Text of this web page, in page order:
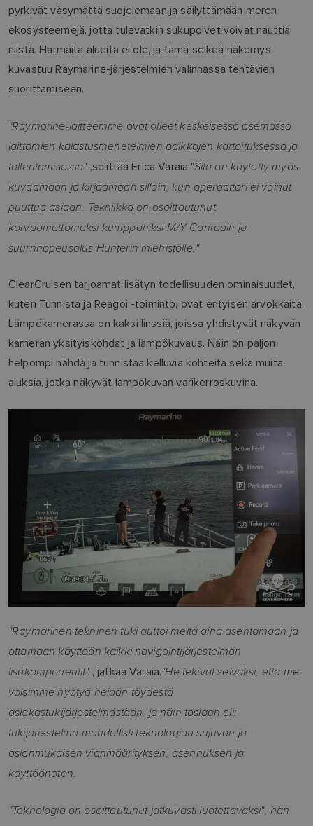
pyrkivät väsymättä suojelemaan ja säilyttämään meren
ekosysteemejä, jotta tulevatkin sukupolvet voivat nauttia
niistä. Harmaita alueita ei ole, ja tämä selkeä näkemys
kuvastuu Raymarine-järjestelmien valinnassa tehtävien
suorittamiseen.
"Raymarine-laitteemme ovat olleet keskeisessä asemassa
laittomien kalastusmenetelmien paikkojen kartoituksessa ja
tallentamisessa",selittää Erica Varaia."Sitä on käytetty myös
kuvaamaan ja kirjaamaan silloin, kun operaattori ei voinut
puuttua asiaan. Tekniikka on osoittautunut
korvaamattomaksi kumppaniksi M/Y Conradin ja
suurnnopeusalus Hunterin miehistölle."
ClearCruisen tarjoamat lisätyn todellisuuden ominaisuudet,
kuten Tunnista ja Reagoi -toiminto, ovat erityisen arvokkaita.
Lämpökamerassa on kaksi linssiä, joissa yhdistyvät näkyvän
kameran yksityiskohdat ja lämpökuvaus. Näin on paljon
helpompi nähdä ja tunnistaa kelluvia kohteita sekä muita
aluksia, jotka näkyvät lämpökuvan värikerroskuvina.
"Raymarinen tekninen tuki auttoi meitä aina asentamaan ja
ottamaan käyttöön kaikki navigointijärjestelmän
lisäkomponentit", jatkaa Varaia."He tekivät selväksi, että me
voisimme hyötyä heidän täydestä
asiakastukijärjestelmästään, ja näin tosiaan oli:
tukijärjestelmä mahdollisti teknologian sujuvan ja
asianmukaisen vianmäärityksen, asennuksen ja
käyttöönoton.
"Teknologia on osoittautunut jatkuvasti luotettavaksi", hän